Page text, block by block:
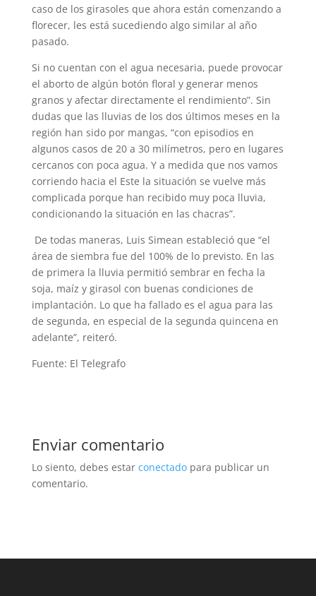
caso de los girasoles que ahora están comenzando a
florecer, les está sucediendo algo similar al año
pasado.
Si no cuentan con el agua necesaria, puede provocar
el aborto de algún botón floral y generar menos
granos y afectar directamente el rendimiento”. Sin
dudas que las lluvias de los dos últimos meses en la
región han sido por mangas, “con episodios en
algunos casos de 20 a 30 milímetros, pero en lugares
cercanos con poca agua. Y a medida que nos vamos
corriendo hacia el Este la situación se vuelve más
complicada porque han recibido muy poca lluvia,
condicionando la situación en las chacras”.
De todas maneras, Luis Simean estableció que “el
área de siembra fue del 100% de lo previsto. En las
de primera la lluvia permitió sembrar en fecha la
soja, maíz y girasol con buenas condiciones de
implantación. Lo que ha fallado es el agua para las
de segunda, en especial de la segunda quincena en
adelante”, reiteró.
Fuente: El Telegrafo
Enviar comentario
Lo siento, debes estar conectadopara publicar un
comentario.